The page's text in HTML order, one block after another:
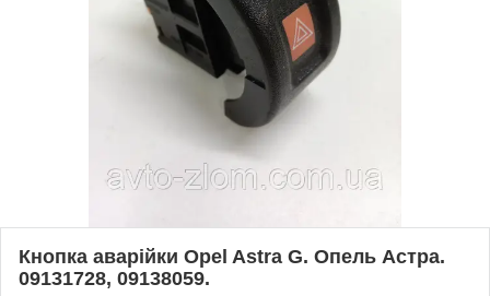
Кнопка аварійки Opel Astra G. Опель Астра.
09131728, 09138059.